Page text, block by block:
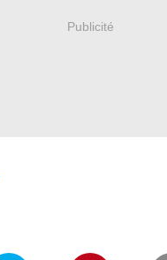
Publicité